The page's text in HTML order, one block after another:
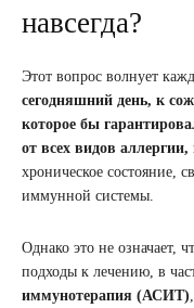
навсегда?
Этот вопрос волнует
сегодняшний день, к
которое бы
от всех видов аллергии,
хроническое состояние,
иммунной системы.
Однако это не означает,
подходы к лечению, в
иммунотерапия (АСИТ)